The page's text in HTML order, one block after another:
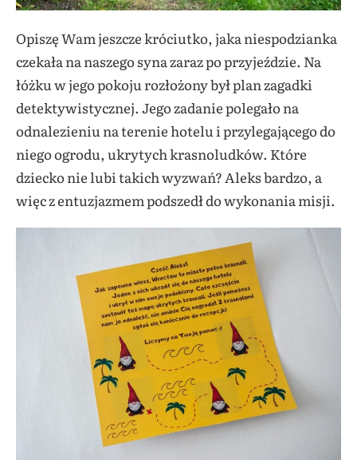
Opiszę Wam jeszcze króciutko, jaka niespodzianka
czekała na naszego syna zaraz po przyjeździe. Na
łóżku w jego pokoju rozłożony był plan zagadki
detektywistycznej. Jego zadanie polegało na
odnalezieniu na terenie hotelu i przylegającego do
niego ogrodu, ukrytych krasnoludków. Które
dziecko nie lubi takich wyzwań? Aleks bardzo, a
więc z entuzjazmem podszedł do wykonania misji.